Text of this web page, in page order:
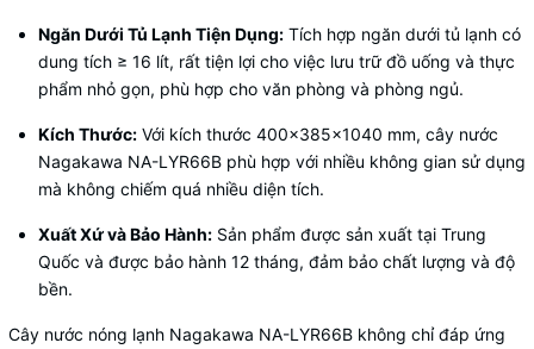
Ngăn Dưới Tủ Lạnh Tiện Dụng: Tích hợp ngăn dưới tủ lạnh có
dung tích ≥ 16 lít, rất tiện lợi cho việc lưu trữ đồ uống và thực
phẩm nhỏ gọn, phù hợp cho văn phòng và phòng ngủ.
Kích Thước: Với kích thước 400x385x1040 mm, cây nước
Nagakawa NA-LYR66B phù hợp với nhiều không gian sử dụng
mà không chiếm quá nhiều diện tích.
Xuất Xứ và Bảo Hành: Sản phẩm được sản xuất tại Trung
Quốc và được bảo hành 12 tháng, đảm bảo chất lượng và độ
bền.
Cây nước nóng lạnh Nagakawa NA-LYR66B không chỉ đáp ứng